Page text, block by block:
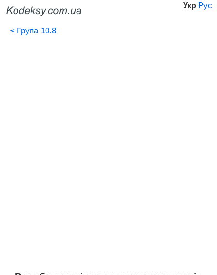
Укр Рус
< Група 10.8